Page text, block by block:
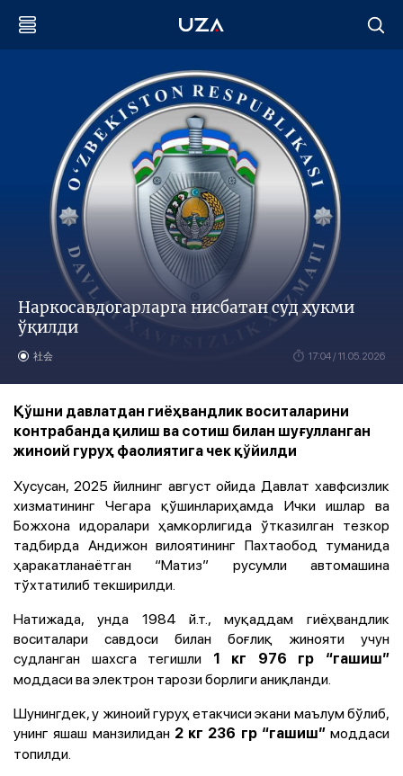
Наркосавдогарларга нисбатан суд ҳукми
ўқилди
社会 17:04 / 11.05.2026
Қўшни давлатдан гиёҳвандлик воситаларини
контрабанда қилиш ва сотиш билан шуғулланган
жиноий гуруҳ фаолиятига чек қўйилди
Хусусан, 2025 йилнинг август ойида Давлат хавфсизлик
хизматининг Чегара қўшинлариҳамда Ички ишлар ва
Божхона идоралари ҳамкорлигида ўтказилган тезкор
тадбирда Андижон вилоятининг Пахтаобод туманида
ҳаракатланаётган “Матиз” русумли автомашина
тўхтатилиб текширилди.
Натижада, унда 1984 й.т., муқаддам гиёҳвандлик
воситалари савдоси билан боғлиқ жинояти учун
судланган шахсга тегишли
1 кг 976 гр “гашиш”
моддаси ва электрон тарози борлиги аниқланди.
Шунингдек, у жиноий гуруҳ етакчиси экани маълум бўлиб,
унинг яшаш манзилидан 2 кг 236 гр “гашиш”моддаси
топилди.